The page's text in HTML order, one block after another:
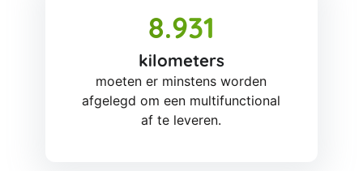
8.931
kilometers
moeten er minstens worden
afgelegd om een multifunctional
af te leveren.